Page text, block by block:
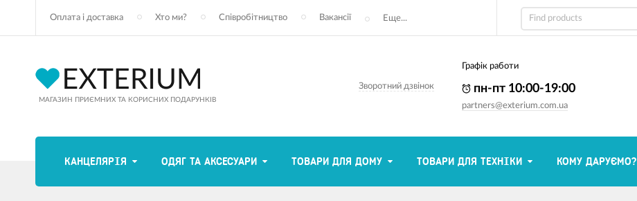
Оплата і доставка Хто ми? Співробітництво Вакансії Еще...
МАГАЗИН ПРИЄМНИХ ТА КОРИСНИХ ПОДАРУНКІВ
Зворотний дзвінок
Графік работи
пн-пт 10:00-19:00
partners@exterium.com.ua
КАНЦЕЛЯРІЯ ОДЯГ ТА АКСЕСУАРИ ТОВАРИ ДЛЯ ДОМУ ТОВАРИ ДЛЯ ТЕХНІКИ КОМУ ДАРУЄМО?